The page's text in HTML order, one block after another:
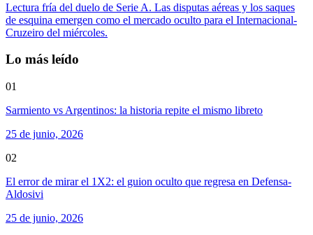
Lectura fría del duelo de Serie A. Las disputas aéreas y los saques
de esquina emergen como el mercado oculto para el Internacional-
Cruzeiro del miércoles.
Lo más leído
01
Sarmiento vs Argentinos: la historia repite el mismo libreto
25 de junio, 2026
02
El error de mirar el 1X2: el guion oculto que regresa en Defensa-
Aldosivi
25 de junio, 2026